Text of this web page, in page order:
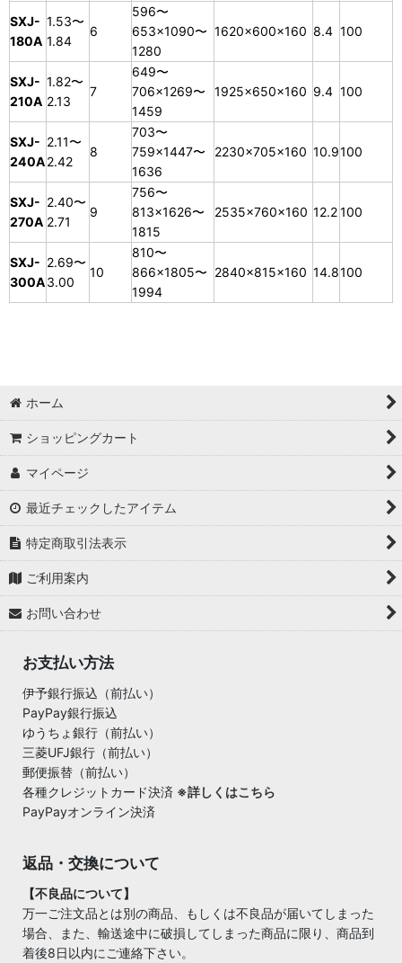
SXJ-
180A
1.53〜
1.84
6
596〜
653×1090〜
1280
1620×600×160 8.4 100
SXJ-
210A
1.82〜
2.13
7
649〜
706×1269〜
1459
1925×650×160 9.4 100
SXJ-
240A
2.11〜
2.42
8
703〜
759×1447〜
1636
2230×705×160 10.9100
SXJ-
270A
2.40〜
2.71
9
756〜
813×1626〜
1815
2535×760×160 12.2100
SXJ-
300A
2.69〜
3.00
10
810〜
866×1805〜
1994
2840×815×160 14.8100
ホーム
ショッピングカート
マイページ
最近チェックしたアイテム
特定商取引法表示
ご利用案内
お問い合わせ
お支払い方法
伊予銀行振込（前払い）
PayPay銀行振込
ゆうちょ銀行（前払い）
三菱UFJ銀行（前払い）
郵便振替（前払い）
各種クレジットカード決済 ※詳しくはこちら
PayPayオンライン決済
返品・交換について
【不良品について】
万一ご注文品とは別の商品、もしくは不良品が届いてしまった
場合、また、輸送途中に破損してしまった商品に限り、商品到
着後8日以内にご連絡下さい。